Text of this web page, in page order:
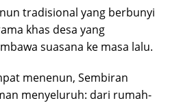
tradisional yang berbunyi
khas desa yang
suasana ke masa lalu.
menenun, Sembiran
menyeluruh: dari rumah-